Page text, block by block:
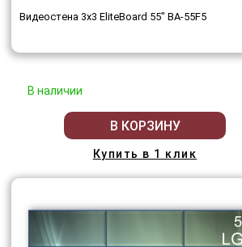
Видеостена 3x3 EliteBoard 55" BA-55F5
В наличии
В КОРЗИНУ
Купить в 1 клик